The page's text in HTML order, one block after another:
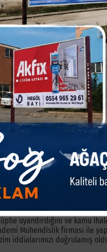
ayakta durmaya çalışan
gelecekte hukuki ve
partisi yetkililerini ve STK
ne STK´lar bu konuya dair
edenlerin yaşadıkları
siyasetçilerimizi telefonla
da söz ettim. Bunun
iddiaların ciddi
etti.
de kulak vermedi ve
diğer taraftan da kendisine
çürütecek
odası başkanı Müteahhit
olmasından söz ederek,
Tabi İnegöl Belediyesi´nden
odasının açıklaması
istendiğini
Firması yetkilisini açıklama
sesine kulak vererek, bir
uyandırdığını ve kamu
Mühendislik firması ile
iddialarımızı doğrulamış